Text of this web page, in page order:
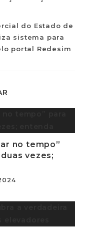
do Estado de
sistema para
portal Redesim
no tempo”
vezes;